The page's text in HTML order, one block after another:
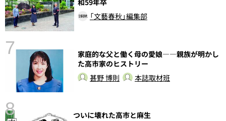
和59年卒
「文藝春秋」編集部
7
家庭的な父と働く母の愛娘――親族が明かし
た高市家のヒストリー
甚野 博則
本誌取材班
8
ついに壊れた高市と麻生